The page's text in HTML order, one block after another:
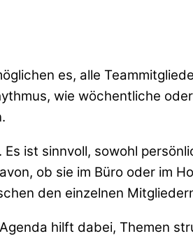
es, alle
wie wöchentliche
ist sinnvoll, sowohl
ob sie im Büro oder im
den einzelnen
hilft dabei, Themen